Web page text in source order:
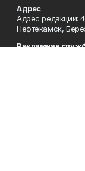
Адрес
Адрес редакции:
Нефтекамск,
Рекламная